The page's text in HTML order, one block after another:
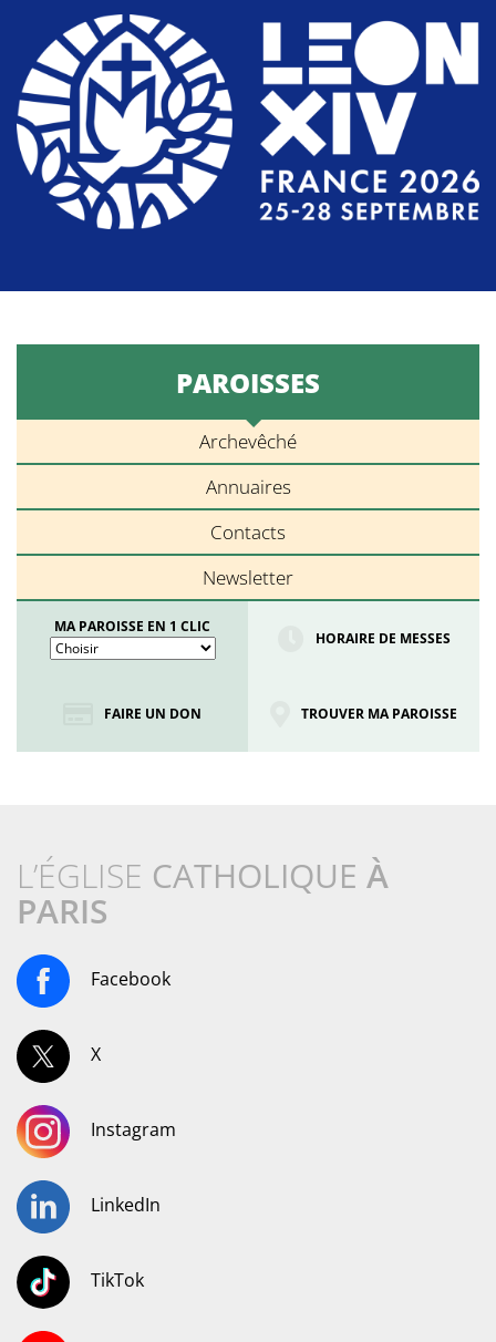
PAROISSES
Archevêché
Annuaires
Contacts
Newsletter
MA PAROISSE EN 1 CLIC
HORAIRE DE MESSES
FAIRE UN DON TROUVER MA PAROISSE
L’ÉGLISE CATHOLIQUE À
PARIS
Facebook
X
Instagram
LinkedIn
TikTok